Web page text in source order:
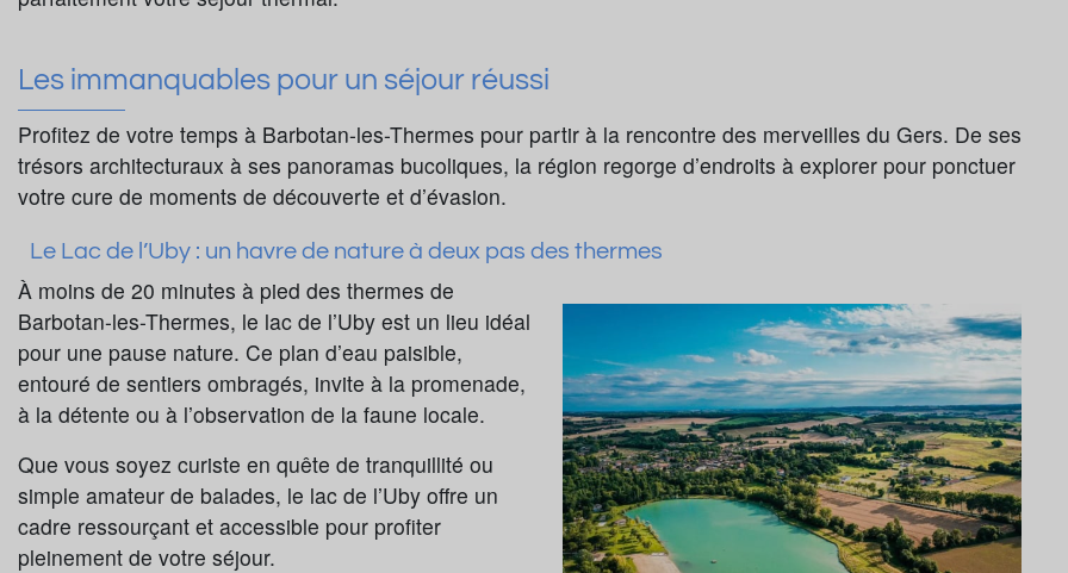
Les immanquables pour un séjour réussi
Profitez de votre temps à Barbotan-les-Thermes pour partir à la rencontre des merveilles du Gers. De ses
trésors architecturaux à ses panoramas bucoliques, la région regorge d’endroits à explorer pour ponctuer
votre cure de moments de découverte et d’évasion.
Le Lac de l’Uby : un havre de nature à deux pas des thermes
À moins de 20 minutes à pied des thermes de
Barbotan-les-Thermes, le lac de l’Uby est un lieu idéal
pour une pause nature. Ce plan d’eau paisible,
entouré de sentiers ombragés, invite à la promenade,
à la détente ou à l’observation de la faune locale.
Que vous soyez curiste en quête de tranquillité ou
simple amateur de balades, le lac de l’Uby offre un
cadre ressourçant et accessible pour profiter
pleinement de votre séjour.